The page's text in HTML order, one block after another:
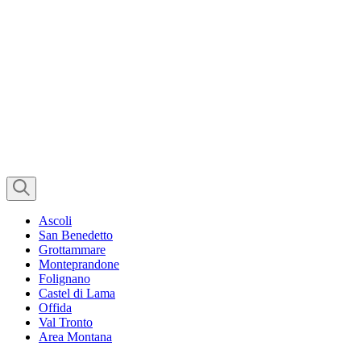
Ascoli
San Benedetto
Grottammare
Monteprandone
Folignano
Castel di Lama
Offida
Val Tronto
Area Montana